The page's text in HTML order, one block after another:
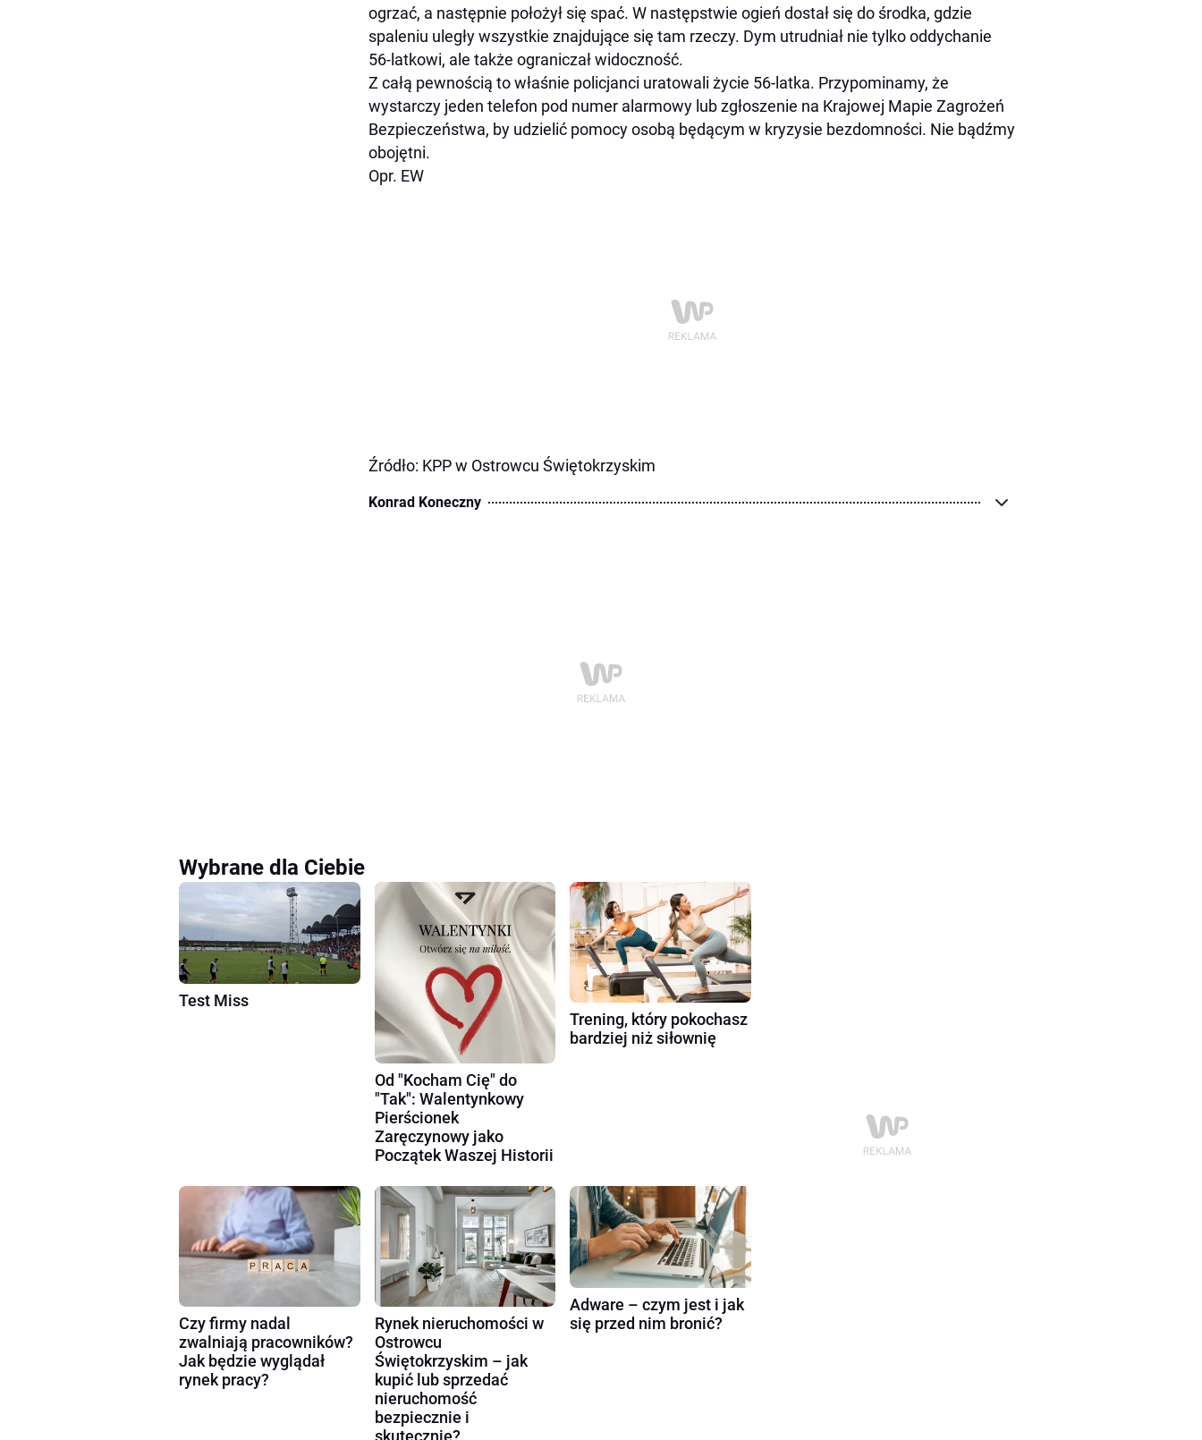
ogrzać, a następnie położył się spać. W następstwie ogień dostał się do środka, gdzie
spaleniu uległy wszystkie znajdujące się tam rzeczy. Dym utrudniał nie tylko oddychanie
56-latkowi, ale także ograniczał widoczność.
Z całą pewnością to właśnie policjanci uratowali życie 56-latka. Przypominamy, że
wystarczy jeden telefon pod numer alarmowy lub zgłoszenie na Krajowej Mapie Zagrożeń
Bezpieczeństwa, by udzielić pomocy osobą będącym w kryzysie bezdomności. Nie bądźmy
obojętni.
Opr. EW
Źródło: KPP w Ostrowcu Świętokrzyskim
Konrad Koneczny
Wybrane dla Ciebie
Test Miss
Od "Kocham Cię" do
"Tak": Walentynkowy
Pierścionek
Zaręczynowy jako
Początek Waszej Historii
Trening, który pokochasz
bardziej niż siłownię
Czy firmy nadal
zwalniają pracowników?
Jak będzie wyglądał
rynek pracy?
Rynek nieruchomości w
Ostrowcu
Świętokrzyskim – jak
kupić lub sprzedać
nieruchomość
bezpiecznie i
skutecznie?
Adware – czym jest i jak
się przed nim bronić?